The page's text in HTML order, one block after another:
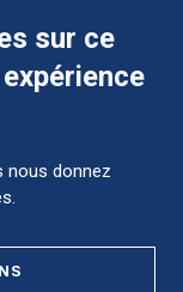
?
sur ce
nous donnez